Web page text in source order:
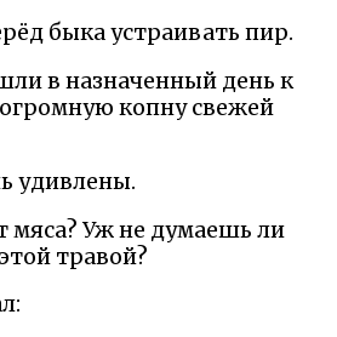
быка устраивать пир.
в назначенный день к
копну свежей
удивлены.
мяса? Уж не думаешь ли
травой?